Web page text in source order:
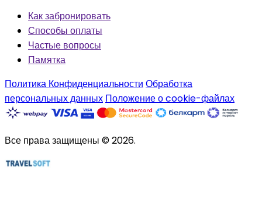
Как забронировать
Способы оплаты
Частые вопросы
Памятка
Политика Конфиденциальности Обработка
персональных данных Положение о cookie-файлах
Все права защищены © 2026.